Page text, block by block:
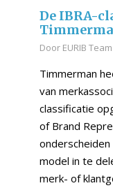
De IBRA-
Door EURIB Team
Timmerman
van
classificatie
of Brand
model in te
merk- of